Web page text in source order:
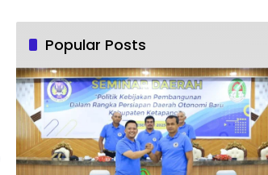
Popular Posts